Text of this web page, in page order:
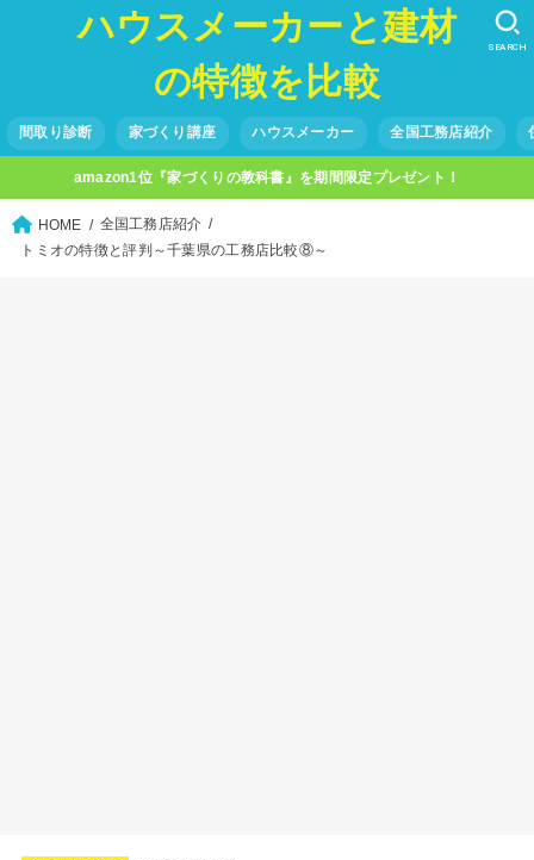
ハウスメーカーと建材
の特徴を比較
間取り診断 家づくり講座 ハウスメーカー 全国工務店紹介
SEARCH
amazon1位『家づくりの教科書』を期間限定プレゼント！
HOME
全国工務店紹介
トミオの特徴と評判～千葉県の工務店比較⑧～